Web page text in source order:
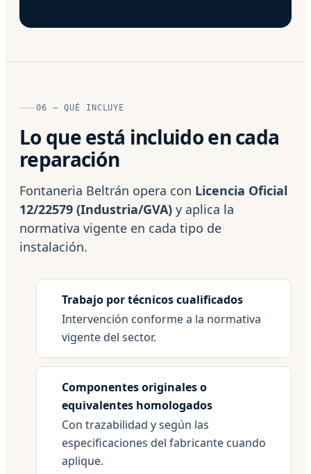
06 — QUÉ INCLUYE
Lo que está incluido en cada
reparación
Fontaneria Beltrán opera con Licencia Oficial
12/22579 (Industria/GVA) y aplica la
normativa vigente en cada tipo de
instalación.
Trabajo por técnicos cualificados
Intervención conforme a la normativa
vigente del sector.
Componentes originales o
equivalentes homologados
Con trazabilidad y según las
especificaciones del fabricante cuando
aplique.